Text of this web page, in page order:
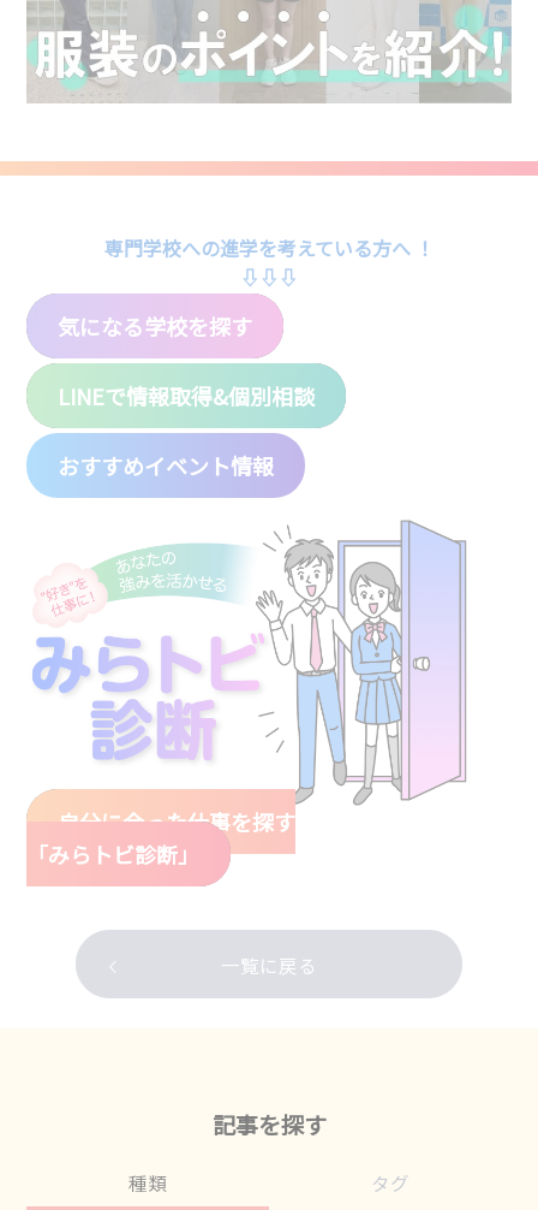
専門学校への進学を考えている方へ ！
⇩⇩⇩
気になる学校を探す
LINEで情報取得&個別相談
おすすめイベント情報
自分に合った仕事を探す
「みらトビ診断」
一覧に戻る
記事を探す
種類 タグ